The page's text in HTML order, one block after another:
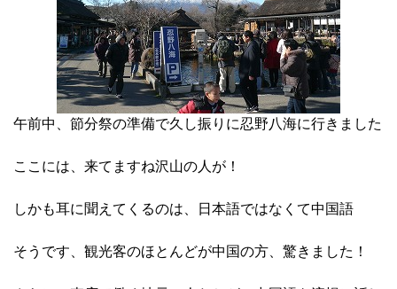
午前中、節分祭の準備で久し振りに忍野八海に行きました
ここには、来てますね沢山の人が！
しかも耳に聞えてくるのは、日本語ではなくて中国語
そうです、観光客のほとんどが中国の方、驚きました！